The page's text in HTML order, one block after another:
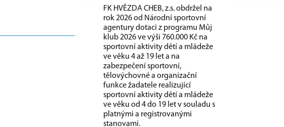
FK HVĚZDA CHEB, z.s. obdržel na
rok 2026 od Národní sportovní
agentury dotaci z programu Můj
klub 2026 ve výši 760.000 Kč na
sportovní aktivity dětí a mládeže
ve věku 4 až 19 let a na
zabezpečení sportovní,
tělovýchovné a organizační
funkce žadatele realizující
sportovní aktivity dětí a mládeže
ve věku od 4 do 19 let v souladu s
platnými a registrovanými
stanovami.